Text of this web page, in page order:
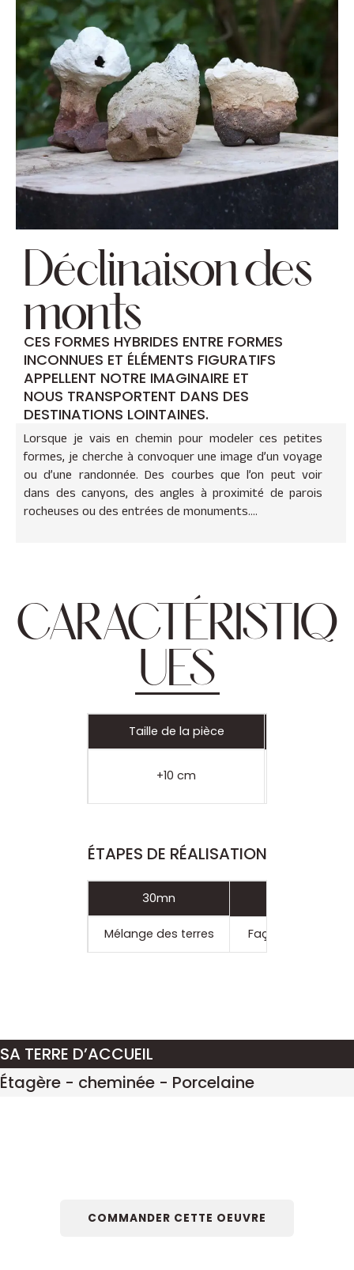
Déclinaison des
monts
CES FORMES HYBRIDES ENTRE FORMES
INCONNUES ET ÉLÉMENTS FIGURATIFS
APPELLENT NOTRE IMAGINAIRE ET
NOUS TRANSPORTENT DANS DES
DESTINATIONS LOINTAINES.
Lorsque je vais en chemin pour modeler ces petites
formes, je cherche à convoquer une image d’un voyage
ou d’une randonnée. Des courbes que l’on peut voir
dans des canyons, des angles à proximité de parois
rocheuses ou des entrées de monuments….
CARACTÉRISTIQ
UES
Taille de la pièce
+10 cm
ÉTAPES DE RÉALISATION
30mn
Mélange des terres Façonnage aux
SA TERRE D’ACCUEIL
Étagère - cheminée - Porcelaine
COMMANDER CETTE OEUVRE